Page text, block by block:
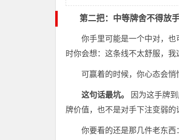
第二把：中等牌舍不得放
你手里可能是一个中对，
时你会想：这条线不太舒服，我
可赢着的时候，你心态会悄
这句话最坑。
因为这手牌
牌价值，也不是对手下注变弱的
你要看的还是那几件老东